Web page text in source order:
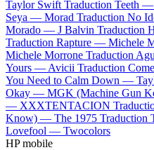
Taylor Swift Traduction Teeth —
Seya — Morad Traduction No
Morado — J Balvin Traduction
Traduction Rapture — Michele
Michele Morrone Traduction
Yours — Avicii Traduction
You Need to Calm Down —
Okay — MGK (Machine Gun
— XXXTENTACION
Know) — The 1975 Traduction
Lovefool — Twocolors
HP mobile